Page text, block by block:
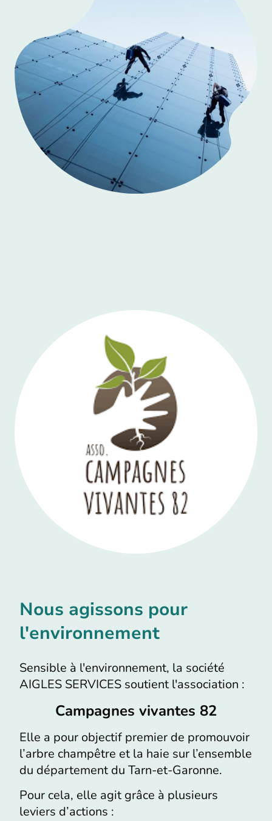
Nous agissons pour
l'environnement
Sensible à l'environnement, la société
AIGLES SERVICES soutient l'association :
Campagnes vivantes 82
Elle a pour objectif premier de promouvoir
l’arbre champêtre et la haie sur l’ensemble
du département du Tarn-et-Garonne.
Pour cela, elle agit grâce à plusieurs
leviers d’actions :